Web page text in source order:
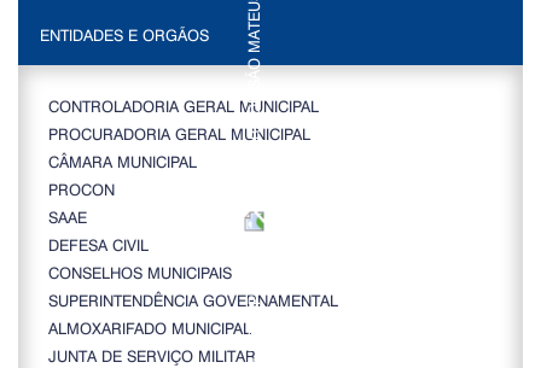
ENTIDADES E ORGÃOS
CONTROLADORIA GERAL MUNICIPAL
PROCURADORIA GERAL MUNICIPAL
CÂMARA MUNICIPAL
PROCON
SAAE
DEFESA CIVIL
CONSELHOS MUNICIPAIS
SUPERINTENDÊNCIA GOVERNAMENTAL
ALMOXARIFADO MUNICIPAL
JUNTA DE SERVIÇO MILITAR